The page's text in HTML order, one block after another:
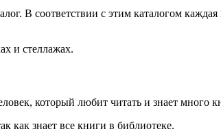
В соответствии с этим каталогом каждая
и стеллажах.
который любит читать и знает много
как знает все книги в библиотеке.